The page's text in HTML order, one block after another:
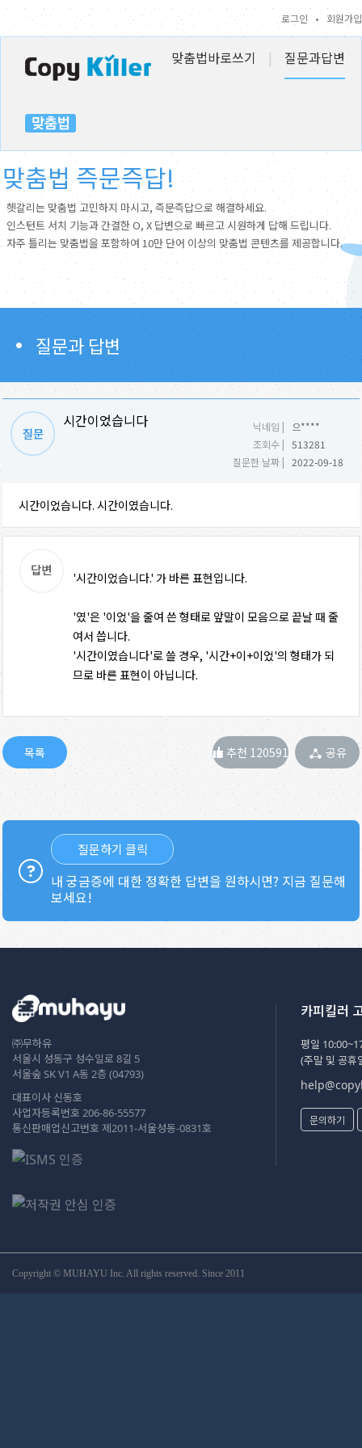
로그인 • 회원가입
맞춤법바로쓰기 | 질문과답변
맞춤법 즉문즉답!
헷갈리는 맞춤법 고민하지 마시고, 즉문즉답으로 해결하세요.
인스턴트 서치 기능과 간결한 O, X 답변으로 빠르고 시원하게 답해 드립니다.
자주 틀리는 맞춤법을 포함하여 10만 단어 이상의 맞춤법 콘텐츠를 제공합니다.
질문과 답변
닉네임 |
으****
조회수 | 513281
질문한 날짜 | 2022-09-18
시간이었습니다
시간이었습니다. 시간이였습니다.
'시간이었습니다.' 가 바른 표현입니다.
'였'은 '이었'을 줄여 쓴 형태로 앞말이 모음으로 끝날 때 줄
여서 씁니다.
'시간이였습니다'로 쓸 경우, '시간+이+이었'의 형태가 되
므로 바른 표현이 아닙니다.
추천 120591 공유
질문하기 클릭
내 궁금증에 대한 정확한 답변을 원하시면? 지금 질문해
보세요!
㈜무하유
서울시 성동구 성수일로 8길 5
서울숲 SK V1 A동 2층 (04793)
대표이사 신동호
사업자등록번호 206-86-55577
통신판매업신고번호 제2011-서울성동-0831호
카피킬러
평일
(주말 및 공휴
문의하기
Copyright © MUHAYU Inc. All rights reserved. Since 2011